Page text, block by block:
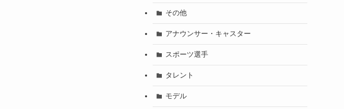
その他
アナウンサー・キャスター
スポーツ選手
タレント
モデル